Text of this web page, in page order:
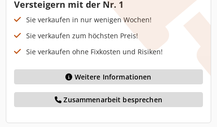
Versteigern mit der Nr. 1
Sie verkaufen in nur wenigen Wochen!
Sie verkaufen zum höchsten Preis!
Sie verkaufen ohne Fixkosten und Risiken!
Weitere Informationen
Zusammenarbeit besprechen